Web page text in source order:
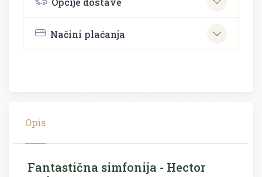
Načini plaćanja
Opis
Fantastična simfonija - Hector